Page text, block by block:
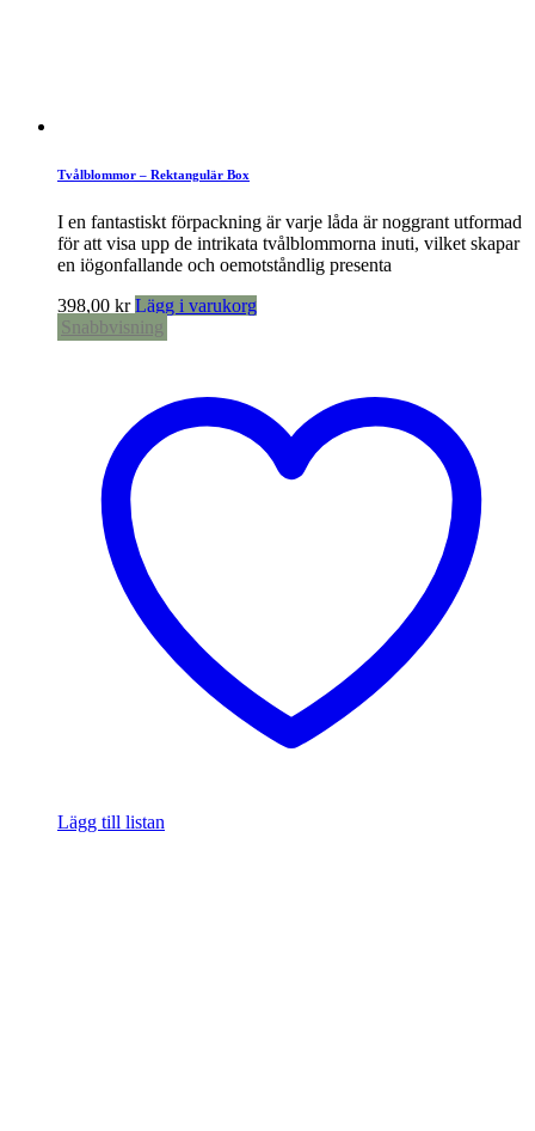
Tvålblommor – Rektangulär Box
I en fantastiskt förpackning är varje låda är noggrant utformad
för att visa upp de intrikata tvålblommorna inuti, vilket skapar
en iögonfallande och oemotståndlig presenta
398,00 kr Lägg i varukorg
Snabbvisning
Lägg till listan